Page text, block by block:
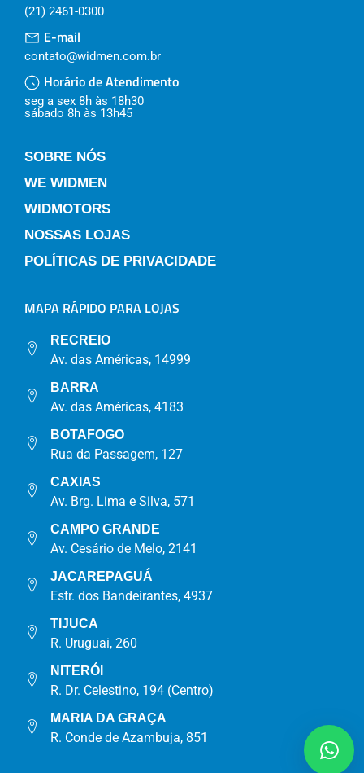
(21) 2461-0300
E-mail
contato@widmen.com.br
Horário de Atendimento
seg a sex 8h às 18h30
sábado 8h às 13h45
SOBRE NÓS
WE WIDMEN
WIDMOTORS
NOSSAS LOJAS
POLÍTICAS DE PRIVACIDADE
MAPA RÁPIDO PARA LOJAS
RECREIO
Av. das Américas, 14999
BARRA
Av. das Américas, 4183
BOTAFOGO
Rua da Passagem, 127
CAXIAS
Av. Brg. Lima e Silva, 571
CAMPO GRANDE
Av. Cesário de Melo, 2141
JACAREPAGUÁ
Estr. dos Bandeirantes, 4937
TIJUCA
R. Uruguai, 260
NITERÓI
R. Dr. Celestino, 194 (Centro)
MARIA DA GRAÇA
R. Conde de Azambuja, 851